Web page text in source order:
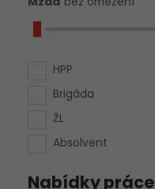
HPP
Brigáda
ŽL
Absolvent
Nabídky práce